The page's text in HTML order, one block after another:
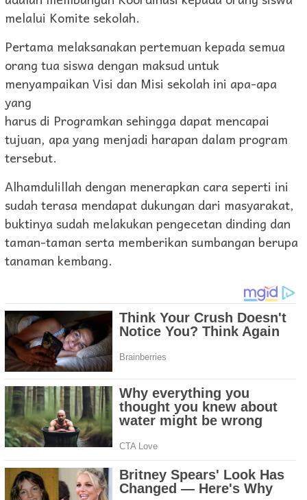
melalui Komite sekolah.
Pertama melaksanakan pertemuan kepada semua
orang tua siswa dengan maksud untuk
menyampaikan Visi dan Misi sekolah ini apa-apa
yang
harus di Programkan sehingga dapat mencapai
tujuan, apa yang menjadi harapan dalam program
tersebut.
Alhamdulillah dengan menerapkan cara seperti ini
sudah terasa mendapat dukungan dari masyarakat,
buktinya sudah melakukan pengecetan dinding dan
taman-taman serta memberikan sumbangan berupa
tanaman kembang.